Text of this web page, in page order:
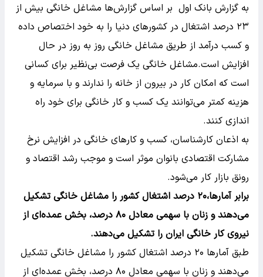
به گزارش بانک اول بر اساس گزارش‌ها مشاغل خانگی بیش از
۲۳ درصد اشتغال در کشورهای دنیا را به خود اختصاص داده
و کسب درآمد از طریق مشاغل خانگی روز به روز در حال
افزایش است.مشاغل خانگی یک فرصت بی‌نظیر برای کسانی
است که امکان کار در بیرون از خانه را ندارند و با سرمایه و
هزینه کمتر می‌توانند یک کسب و کار خانگی برای خود راه
اندازی کنند.
به اذعان کارشناسان، کسب و کارهای خانگی در افزایش نرخ
مشارکت اقتصادی بانوان موثر است و موجب رشد اقتصاد و
رونق بازار کار می‌شود.
برابر آمارها،۲۰ درصد اشتغال کشور را مشاغل خانگی تشکیل
می‌دهند و زنان با سهمی معادل ۸۰ درصد، بخش عمده‌ای از
نیروی کار خانگی ایران را تشکیل می‌دهند.
طبق آمارها ۲۰ درصد اشتغال کشور را مشاغل خانگی تشکیل
می‌دهند و زنان با سهمی معادل ۸۰ درصد، بخش عمده‌ای از